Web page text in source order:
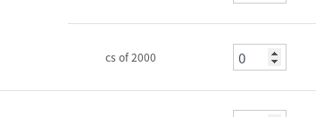
cs of 2000